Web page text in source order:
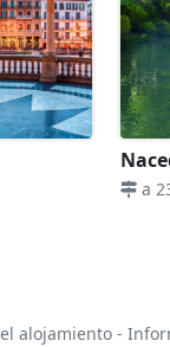
a
alojamiento -